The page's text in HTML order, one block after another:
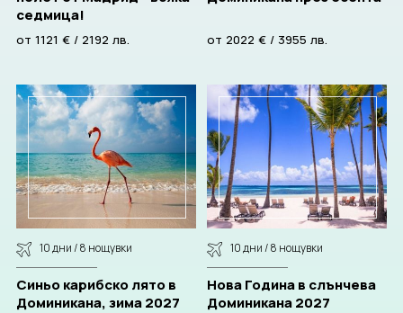
CORPORATE
BULGARIA
За нас
Документи
Общи условия
Отзиви от клиенти
Политика за поверителност
Партньори
Контакти
ЗАПИТВАНЕ
седмица!
от 1121 € / 2192 лв. от 2022 € / 3955 лв.
10 дни / 8 нощувки
Синьо карибско лято в
Доминикана, зима 2027
10 дни / 8 нощувки
Нова Година в слънчева
Доминикана 2027